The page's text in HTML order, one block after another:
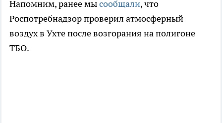
Напомним, ранее мысообщали, что
Роспотребнадзор проверил атмосферный
воздух в Ухте после возгорания на полигоне
ТБО.